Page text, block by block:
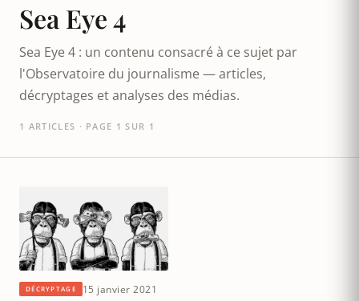
Sea Eye 4
Sea Eye 4 : un contenu consacré à ce sujet par
l'Observatoire du journalisme — articles,
décryptages et analyses des médias.
1 ARTICLES · PAGE 1 SUR 1
DÉCRYPTAGE 15 janvier 2021